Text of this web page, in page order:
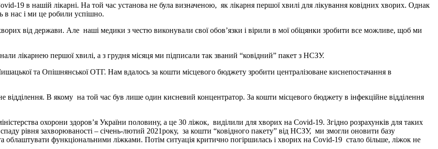
19 в нашій лікарні. На той час установа не була визначеною, як лікарня першої хвилі для лікування ковідних хворих. Однак
в нас і ми це робили успішно.
від держави. Але наші медики з честю виконували свої обов’язки і вірили в мої обіцянки зробити все можливе, щоб ми
лікарнею першої хвилі, а з грудня місяця ми підписали так званий “ковідний” пакет з НСЗУ.
та Опішнянської ОТГ. Нам вдалось за кошти місцевого бюджету зробити централізоване киснепостачання в
відділення. В якому на той час був лише один кисневий концентратор. За кошти місцевого бюджету в інфекційне відділення
охорони здоров’я України половину, а це 30 ліжок, виділили для хворих на Covid-19. Згідно розрахунків для таких
рівня захворюваності – січень-лютий 2021року, за кошти “ковідного пакету” від НСЗУ, ми змогли оновити базу
облаштувати функціональними ліжками. Потім ситуація критично погіршилась і хворих на Covid-19 стало більше, ліжок не